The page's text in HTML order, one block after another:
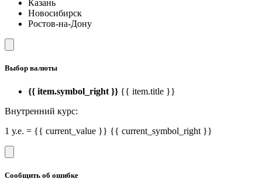
Казань
Новосибирск
Ростов-на-Дону
Выбор валюты
{{ item.symbol_right }} {{ item.title }}
Внутренний курс:
1 у.е. = {{ current_value }} {{ current_symbol_right }}
Сообщить об ошибке